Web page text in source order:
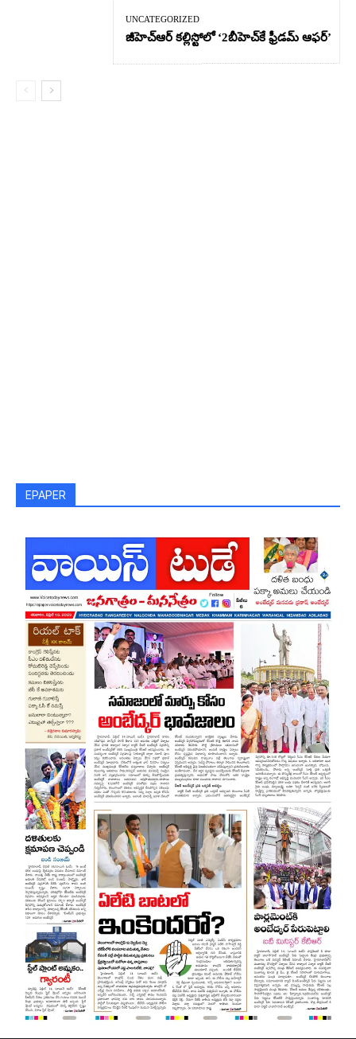
UNCATEGORIZED
జీహెచ్ఆర్‌ కల్లిస్టోలో ‘2బీహెచ్‌కే ఫ్రీడమ్ ఆఫర్’
EPAPER